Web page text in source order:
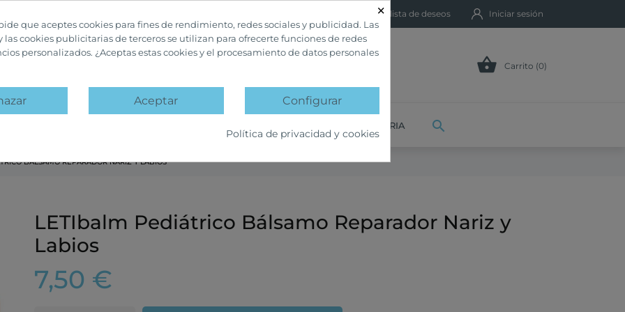
Mi lista de deseos Iniciar sesión
 Carrito (0)
VETERINARIA 
BÁLSAMO REPARADOR NARIZ Y LABIOS
LETIbalm Pediátrico Bálsamo Reparador Nariz y
Labios
7,50 €
×
que aceptes cookies para fines de rendimiento, redes sociales y publicidad. Las
las cookies publicitarias de terceros se utilizan para ofrecerte funciones de redes
personalizados. ¿Aceptas estas cookies y el procesamiento de datos personales
Aceptar Configurar
Política de privacidad y cookies